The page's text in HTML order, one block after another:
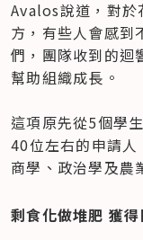
Avalos說道，對於
方，有些人會感到
們，團隊收到的迴
幫助組織成長。
這項原先從5個學
40位左右的申請人
商學、政治學及農
剩食化做堆肥 獲